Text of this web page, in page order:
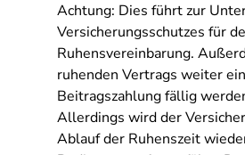
Achtung: Dies führt zur
Versicherungsschutzes für
Ruhensvereinbarung.
ruhenden Vertrags weiter
Beitragszahlung fällig
Allerdings wird der
Ablauf der Ruhenszeit